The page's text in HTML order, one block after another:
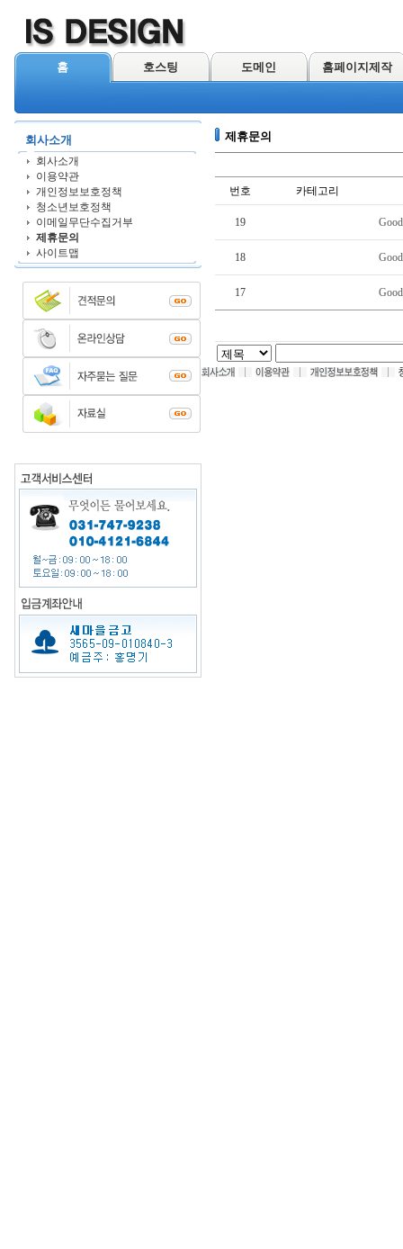
홈 호스팅 도메인 홈페이지제작
회사소개
회사소개
이용약관
개인정보보호정책
청소년보호정책
이메일무단수집거부
제휴문의
사이트맵
제휴문의
번호 카테고리
19
18
17